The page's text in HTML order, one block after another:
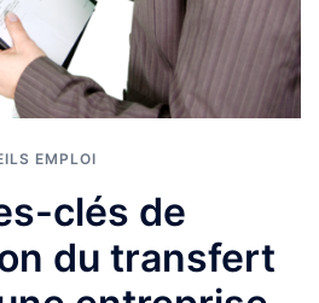
EMPLOI
clés de
du transfert